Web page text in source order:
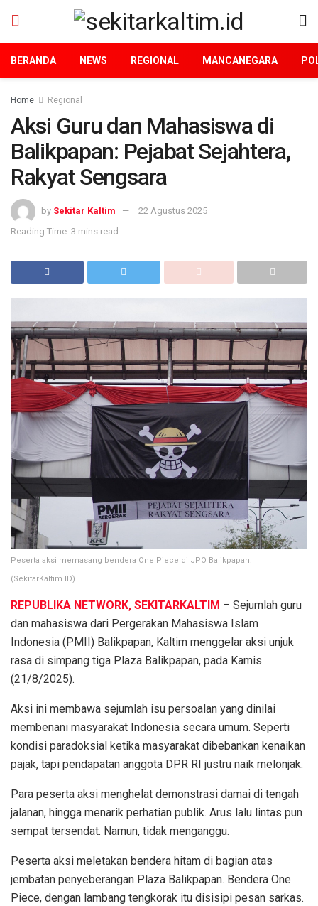
BERANDA NEWS REGIONAL MANCANEGARA
Home Regional
Aksi Guru dan Mahasiswa di
Balikpapan: Pejabat Sejahtera,
Rakyat Sengsara
by Sekitar Kaltim
22 Agustus 2025
Reading Time: 3 mins read
Peserta aksi memasang bendera One Piece di JPO Balikpapan.
(SekitarKaltim.ID)
REPUBLIKA NETWORK, SEKITARKALTIM – Sejumlah guru
dan mahasiswa dari Pergerakan Mahasiswa Islam
Indonesia (PMII) Balikpapan, Kaltim menggelar aksi unjuk
rasa di simpang tiga Plaza Balikpapan, pada Kamis
(21/8/2025).
Aksi ini membawa sejumlah isu persoalan yang dinilai
membenani masyarakat Indonesia secara umum. Seperti
kondisi paradoksial ketika masyarakat dibebankan kenaikan
pajak, tapi pendapatan anggota DPR RI justru naik melonjak.
Para peserta aksi menghelat demonstrasi damai di tengah
jalanan, hingga menarik perhatian publik. Arus lalu lintas pun
sempat tersendat. Namun, tidak menganggu.
Peserta aksi meletakan bendera hitam di bagian atas
jembatan penyeberangan Plaza Balikpapan. Bendera One
Piece, dengan lambang tengkorak itu disisipi pesan sarkas.